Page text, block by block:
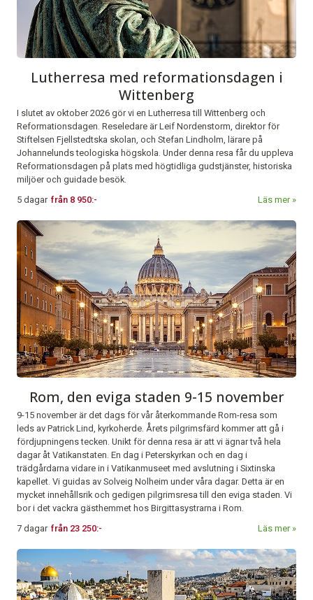
Lutherresa med reformationsdagen i
Wittenberg
I slutet av oktober 2026 gör vi en Lutherresa till Wittenberg och
Reformationsdagen. Reseledare är Leif Nordenstorm, direktor för
Stiftelsen Fjellstedtska skolan, och Stefan Lindholm, lärare på
Johannelunds teologiska högskola. Under denna resa får du uppleva
Reformationsdagen på plats med högtidliga gudstjänster, historiska
miljöer och guidade besök.
5 dagar från 8 950:- Läs mer
Rom, den eviga staden 9-15 november
9-15 november är det dags för vår återkommande Rom-resa som
leds av Patrick Lind, kyrkoherde. Årets pilgrimsfärd kommer att gå i
fördjupningens tecken. Unikt för denna resa är att vi ägnar två hela
dagar åt Vatikanstaten. En dag i Peterskyrkan och en dag i
trädgårdarna vidare in i Vatikanmuseet med avslutning i Sixtinska
kapellet. Vi guidas av Solveig Nolheim under våra dagar. Detta är en
mycket innehållsrik och gedigen pilgrimsresa till den eviga staden. Vi
bor i det vackra gästhemmet hos Birgittasystrarna i Rom.
7 dagar från 23 250:- Läs mer